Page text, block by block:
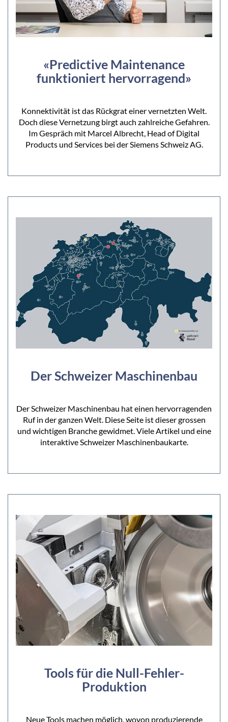
«Predictive Maintenance
funktioniert hervorragend»
Konnektivität ist das Rückgrat einer vernetzten Welt.
Doch diese Vernetzung birgt auch zahlreiche Gefahren.
Im Gespräch mit Marcel Albrecht, Head of Digital
Products und Services bei der Siemens Schweiz AG.
Der Schweizer Maschinenbau
Der Schweizer Maschinenbau hat einen hervorragenden
Ruf in der ganzen Welt. Diese Seite ist dieser grossen
und wichtigen Branche gewidmet. Viele Artikel und eine
interaktive Schweizer Maschinenbaukarte.
Tools für die Null-Fehler-
Produktion
Neue Tools machen möglich, wovon produzierende